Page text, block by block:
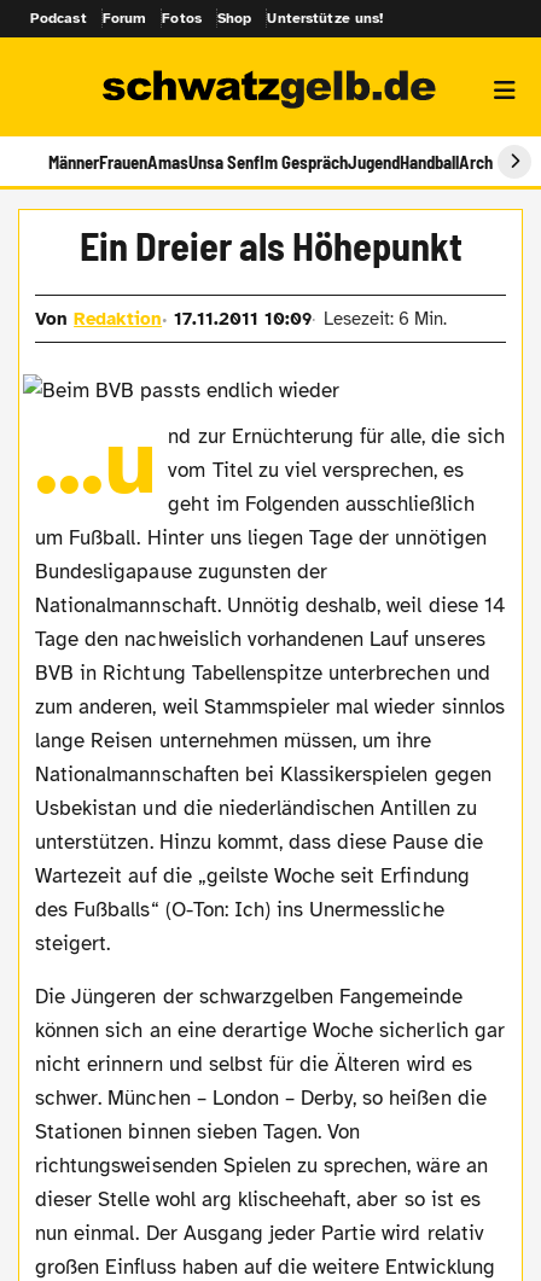
Podcast Forum Fotos Shop Unterstütze uns!
MännerFrauenAmasUnsa SenfIm GesprächJugendHandballArchiv
Ein Dreier als Höhepunkt
VonRedaktion 17.11.2011 10:09 Lesezeit: 6 Min.
...u
nd zur Ernüchterung für alle, die sich
vom Titel zu viel versprechen, es
geht im Folgenden ausschließlich
um Fußball. Hinter uns liegen Tage der unnötigen
Bundesligapause zugunsten der
Nationalmannschaft. Unnötig deshalb, weil diese 14
Tage den nachweislich vorhandenen Lauf unseres
BVB in Richtung Tabellenspitze unterbrechen und
zum anderen, weil Stammspieler mal wieder sinnlos
lange Reisen unternehmen müssen, um ihre
Nationalmannschaften bei Klassikerspielen gegen
Usbekistan und die niederländischen Antillen zu
unterstützen. Hinzu kommt, dass diese Pause die
Wartezeit auf die „geilste Woche seit Erfindung
des Fußballs“ (O-Ton: Ich) ins Unermessliche
steigert.
Die Jüngeren der schwarzgelben Fangemeinde
können sich an eine derartige Woche sicherlich gar
nicht erinnern und selbst für die Älteren wird es
schwer. München – London – Derby, so heißen die
Stationen binnen sieben Tagen. Von
richtungsweisenden Spielen zu sprechen, wäre an
dieser Stelle wohl arg klischeehaft, aber so ist es
nun einmal. Der Ausgang jeder Partie wird relativ
großen Einfluss haben auf die weitere Entwicklung